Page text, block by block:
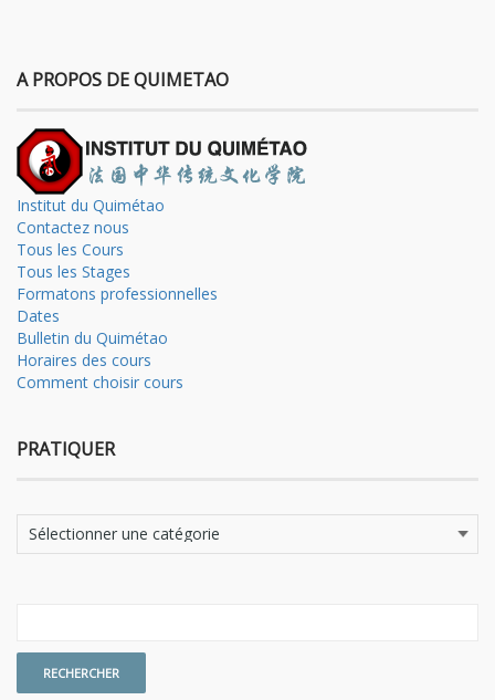
A PROPOS DE QUIMETAO
Institut du Quimétao
Contactez nous
Tous les Cours
Tous les Stages
Formatons professionnelles
Dates
Bulletin du Quimétao
Horaires des cours
Comment choisir cours
PRATIQUER